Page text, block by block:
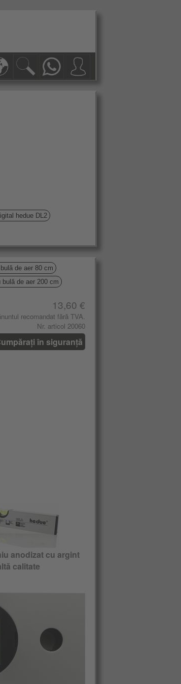
hedue DL2
de aer 80 cm
bulă de aer 200 cm
13,60 €
recomandat fără TVA.
Nr. articol 20060
în siguranță
anodizat cu argint
calitate